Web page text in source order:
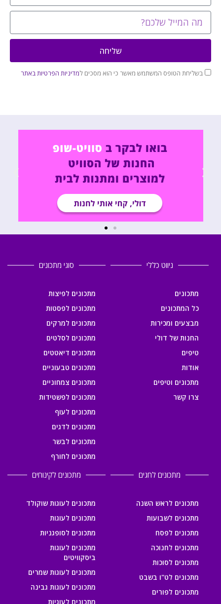
בשליחת הטופס המשתמש מאשר כי הוא מסכים למדיניות הפרטיות באתר
שליחה
ניווט כללי
מתכונים
כל המתכונים
מבצעים ומכירות
החנות של דולי
טיפים
אודות
מתכונים וטיפים
צרו קשר
סוגי מתכונים
מתכונים לפיצות
מתכונים לפסטות
מתכונים למרקים
מתכונים לסלטים
מתכונים דיאטטים
מתכונים טבעוניים
מתכונים צמחוניים
מתכונים לפשטידות
מתכונים לעוף
מתכונים לדגים
מתכונים לבשר
מתכונים לחורף
מתכונים לחגים
מתכונים לראש השנה
מתכונים לשבועות
מתכונים לפסח
מתכונים לחנוכה
מתכונים לסוכות
מתכונים לט"ו בשבט
מתכונים לפורים
מתכונים לקינוחים
מתכונים לעוגות שוקולד
מתכונים לעוגות
מתכונים לסופגניות
מתכונים לעוגות
ביסקוויטים
מתכונים לעוגות שמרים
מתכונים לעוגות גבינה
מתכונים לעוגיות